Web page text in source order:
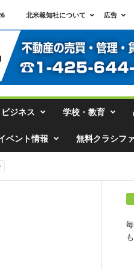
北米報知社について 広告
ビジネス 学校・教育
ベント情報 無料クラシフ